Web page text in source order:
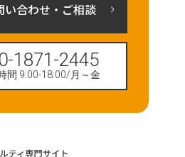
い合わせ・ご相談
1871-2445
間 9:00-18:00/月～金